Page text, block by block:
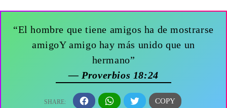
“El hombre que tiene amigos ha de mostrarse
amigoY amigo hay más unido que un
hermano”
— Proverbios 18:24